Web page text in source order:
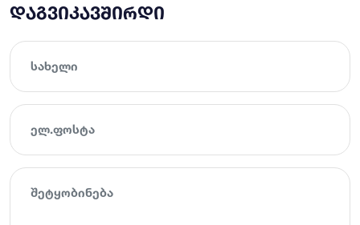
ᲓᲐᲒᲕᲘᲙᲐᲕᲨᲘᲠᲓᲘ